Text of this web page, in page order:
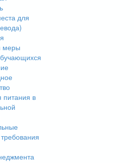
для
меры
питания в